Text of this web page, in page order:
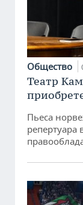
Общество
Театр
Пьеса
репертуара